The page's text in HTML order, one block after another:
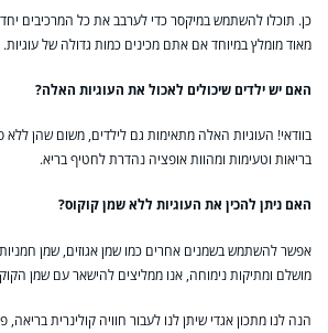
כן. תוכלו להשתמש במיקסר כדי לערבב את כל המרכיבים
מאוד מומלץ במיוחד אם אתם מכינים כמות גדולה של עוגיות.
האם יש ילדים שיכולים לאכול את העוגיות האלה?
בוודאי! העוגיות האלה מתאימות גם לילדים, משום שהן ללא
בריאות וטעימות ומהוות אופציה נהדרת לחטיף בריא.
האם ניתן להכין את העוגיות ללא שמן קוקוס?
אפשר להשתמש בשמנים אחרים כמו שמן אגוזים, שמן
מושלם ומתיקות נימוחה, אנו ממליצים להישאר עם שמן
הנה לנו מתכון אגדי שיתן לנו לעבור חוויה קולינרית